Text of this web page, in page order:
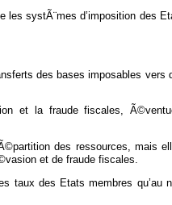
systÃ¨mes d’imposition des
des bases imposables vers
et la fraude fiscales,
des ressources, mais
et de fraude fiscales.
taux des Etats membres qu’au